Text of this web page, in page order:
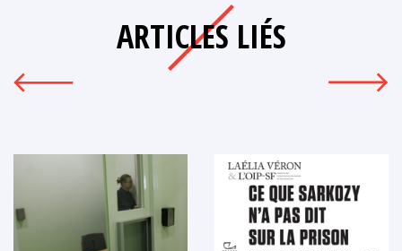
ARTICLES LIÉS